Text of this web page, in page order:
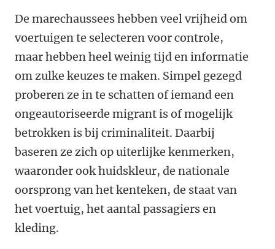
De marechaussees hebben veel vrijheid om
voertuigen te selecteren voor controle,
maar hebben heel weinig tijd en informatie
om zulke keuzes te maken. Simpel gezegd
proberen ze in te schatten of iemand een
ongeautoriseerde migrant is of mogelijk
betrokken is bij criminaliteit. Daarbij
baseren ze zich op uiterlijke kenmerken,
waaronder ook huidskleur, de nationale
oorsprong van het kenteken, de staat van
het voertuig, het aantal passagiers en
kleding.